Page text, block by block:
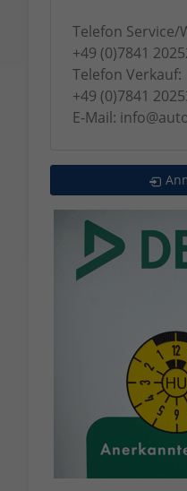
Telefon Service/
+49 (0)7841
Telefon Verkauf:
+49 (0)7841
E-Mail: